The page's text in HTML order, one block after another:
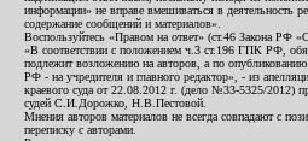
информации» не вправе вмешиваться в деятельность
содержание сообщений и материалов».
Воспользуйтесь «Правом на ответ» (ст.46 Закона РФ
«В соответствии с положением ч.3 ст.196 ГПК РФ,
подлежит возложению на авторов, а по
РФ - на учредителя и главного редактор», - из
краевого суда от 22.08.2012 г. (дело №33-5325/2012)
судей С.И.Дорожко, Н.В.Пестовой.
Мнения авторов материалов не всегда совпадают с
переписку с авторами.